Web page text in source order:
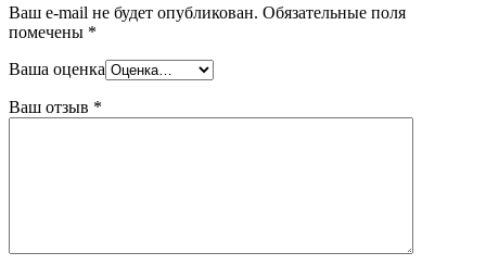
Ваш e-mail не будет опубликован. Обязательные поля
помечены *
Ваша оценка
Ваш отзыв *